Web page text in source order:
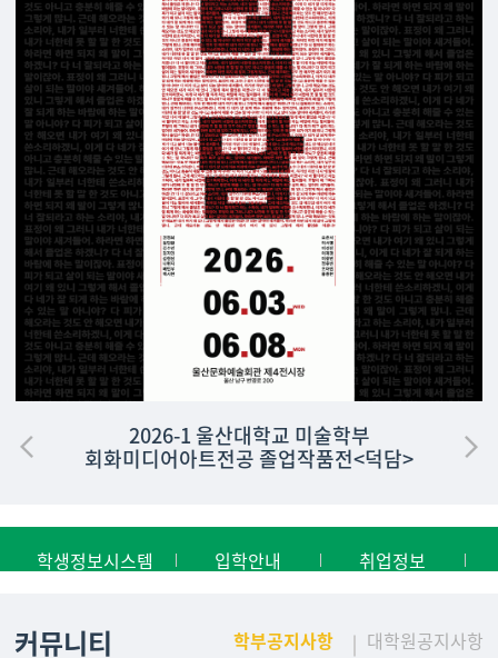
2026-1 울산대학교 미술학부
회화미디어아트전공 졸업작품전<덕담>
학생정보시스템 입학안내 취업정보
커뮤니티 학부공지사항 대학원공지사항